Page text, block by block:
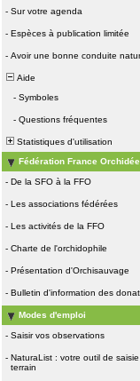
- Sur votre agenda
- Espèces à publication limitée
- Avoir une bonne conduite
Aide
- Symboles
- Questions fréquentes
Statistiques d'utilisation
Fédération France
- De la SFO à la FFO
- Les associations fédérées
- Les activités de la FFO
- Charte de l'orchidophile
- Présentation d'Orchisauvage
- Bulletin d'information des
Modes d'emploi
- Saisir vos observations
- NaturaList : votre outil de saisie
terrain